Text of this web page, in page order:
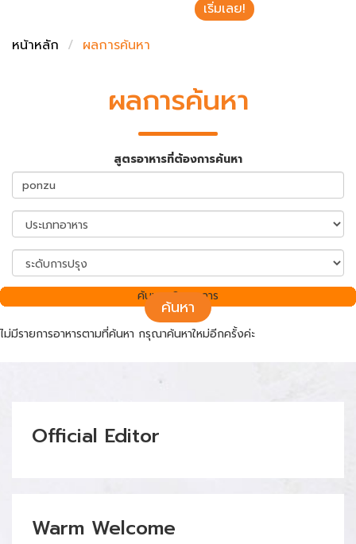
เริ่มเลย!
หน้าหลัก
ผลการค้นหา
ผลการค้นหา
สูตรอาหารที่ต้องการค้นหา
ค้นหา
ไม่มีรายการอาหารตามที่ค้นหา กรุณาค้นหาใหม่อีกครั้งค่ะ
ค้นพบ 0 รายการ
Official Editor
Warm Welcome